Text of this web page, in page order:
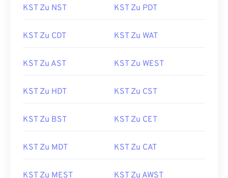
KST Zu NST KST Zu PDT
KST Zu CDT KST Zu WAT
KST Zu AST KST Zu WEST
KST Zu HDT KST Zu CST
KST Zu BST KST Zu CET
KST Zu MDT KST Zu CAT
KST Zu MEST KST Zu AWST